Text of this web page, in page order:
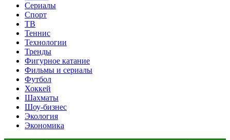
Сериалы
Спорт
ТВ
Теннис
Технологии
Тренды
Фигурное катание
Фильмы и сериалы
Футбол
Хоккей
Шахматы
Шоу-бизнес
Экология
Экономика